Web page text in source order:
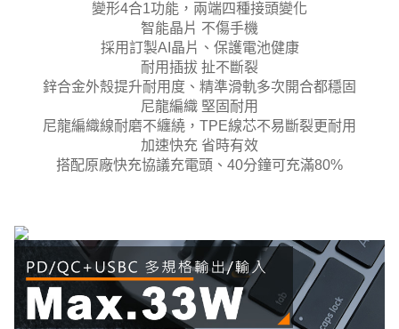
變形4合1功能，兩端四種接頭變化
智能晶片 不傷手機
採用訂製AI晶片、保護電池健康
耐用插拔 扯不斷裂
鋅合金外殼提升耐用度、精準滑軌多次開合都穩固
尼龍編織 堅固耐用
尼龍編織線耐磨不纏繞，TPE線芯不易斷裂更耐用
加速快充 省時有效
搭配原廠快充協議充電頭、40分鐘可充滿80%